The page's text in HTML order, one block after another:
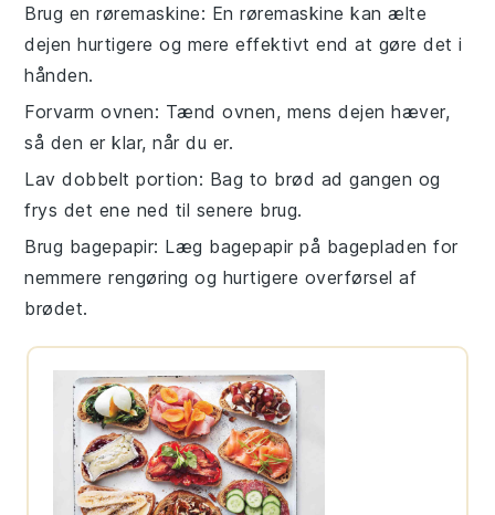
Brug en røremaskine: En røremaskine kan ælte
dejen hurtigere og mere effektivt end at gøre det i
hånden.
Forvarm ovnen: Tænd ovnen, mens dejen hæver,
så den er klar, når du er.
Lav dobbelt portion: Bag to brød ad gangen og
frys det ene ned til senere brug.
Brug bagepapir: Læg bagepapir på bagepladen for
nemmere rengøring og hurtigere overførsel af
brødet.